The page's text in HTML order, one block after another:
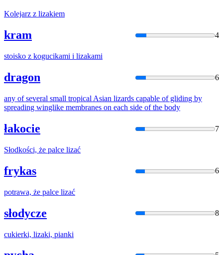
Kolejarz z lizakiem
kram 4
stoisko z kogucikami i lizakami
dragon 6
any of several small tropical Asian lizards capable of gliding by
spreading winglike membranes on each side of the body
łakocie 7
Słodkości, że palce lizać
frykas 6
potrawa, że palce lizać
słodycze 8
cukierki, lizaki, pianki